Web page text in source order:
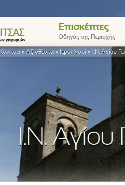
Επισκέπτες
Οδηγός της Περιοχής
Κόνιτσα » Αξιοθέατα » Ιεροί Ναοί » I.N. Αγίου
I.N.